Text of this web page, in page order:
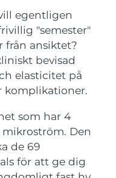
egentligen
"semester"
från ansiktet?
bevisad
elasticitet på
komplikationer.
som har 4
Den
de 69
för att ge dig
massage
on-the-go
& lips
device
light therapy
toothbrush
sonic toothbrush
behandlingar
leverans8/15/26
leverans8/12/26
leverans 8/14/26
leverans 8/13/26
leverans 8/13/26